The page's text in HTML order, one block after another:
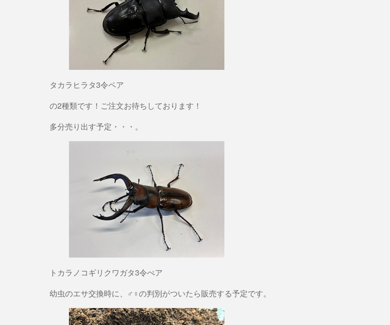
タカラヒラタ3令ペア
の2種類です！ご注文お待ちしております！
多分売り出す予定・・・。
トカラノコギリクワガタ3令ぺア
幼虫のエサ交換時に、♂♀の判別がついたら販売する予定です。